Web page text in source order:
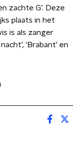
zachte G’. Deze
plaats in het
is als zanger
‘Brabant’ en